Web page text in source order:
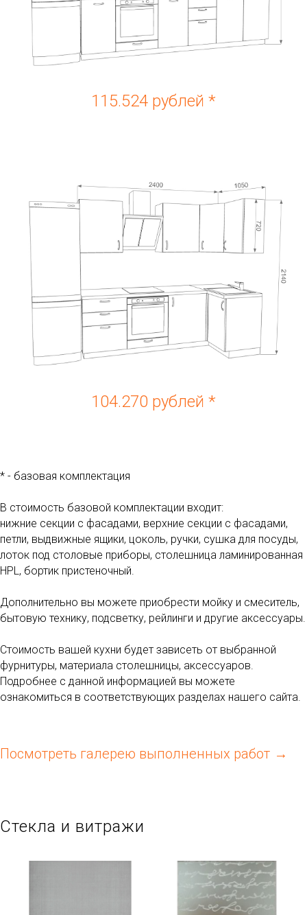
115.524 рублей *
104.270 рублей *
* - базовая комплектация
В стоимость базовой комплектации входит:
нижние секции с фасадами, верхние секции с фасадами,
петли, выдвижные ящики, цоколь, ручки, сушка для посуды,
лоток под столовые приборы, столешница ламинированная
HPL, бортик пристеночный.
Дополнительно вы можете приобрести мойку и смеситель,
бытовую технику, подсветку, рейлинги и другие аксессуары.
Стоимость вашей кухни будет зависеть от выбранной
фурнитуры, материала столешницы, аксессуаров.
Подробнее с данной информацией вы можете
ознакомиться в соответствующих разделах нашего сайта.
Посмотреть галерею выполненных работ
Стекла и витражи